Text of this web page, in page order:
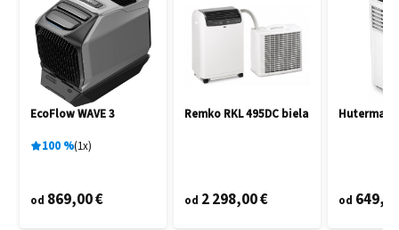
EcoFlow WAVE 3
100% 1x
od 869,00 €
Remko RKL 495DC biela
od 2 298,00 €
Hutermann
od